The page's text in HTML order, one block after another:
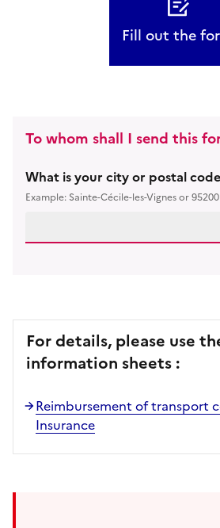
Fill out the
To whom shall I send this
What is your city or postal
Example: Sainte-Cécile-les-Vignes or 95200
For details, please use
information sheets :
Reimbursement of transport
Insurance